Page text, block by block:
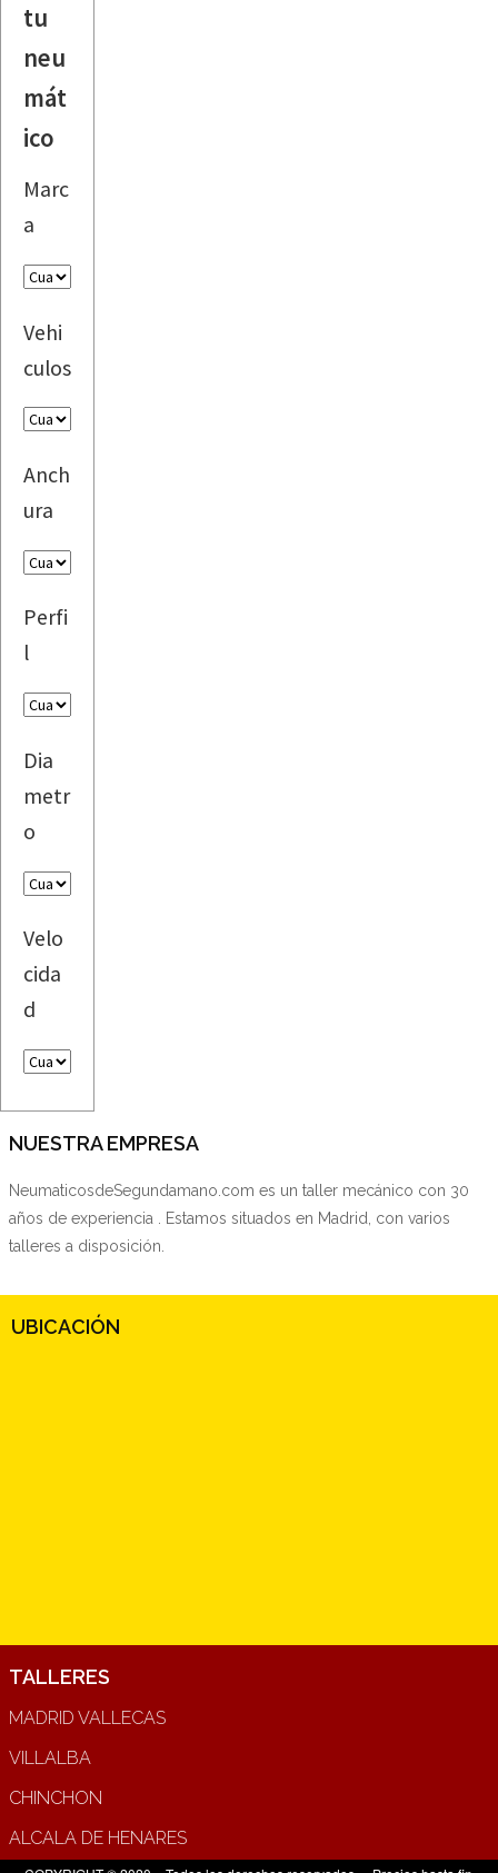
tu
neu
mát
ico
Marc
a
Vehi
culos
Anch
ura
Perfi
l
Dia
metr
o
Velo
cida
d
NUESTRA EMPRESA
NeumaticosdeSegundamano.com es un taller mecánico con 30
años de experiencia . Estamos situados en Madrid, con varios
talleres a disposición.
UBICACIÓN
TALLERES
MADRID VALLECAS
VILLALBA
CHINCHON
ALCALA DE HENARES